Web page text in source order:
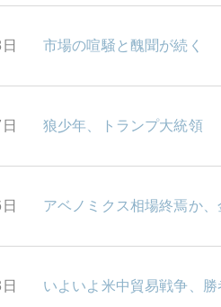
市場の喧騒と醜聞が続く
狼少年、トランプ大統領
アベノミクス相場終焉か、
いよいよ米中貿易戦争、